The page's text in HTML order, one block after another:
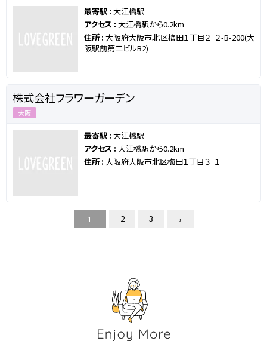
最寄駅 : 大江橋駅
アクセス : 大江橋駅から0.2km
住所 :大阪府大阪市北区梅田１丁目２−２-B-200(大
阪駅前第二ビルB2)
株式会社フラワーガーデン
大阪
最寄駅 : 大江橋駅
アクセス : 大江橋駅から0.2km
住所 : 大阪府大阪市北区梅田１丁目３−１
1 2 3